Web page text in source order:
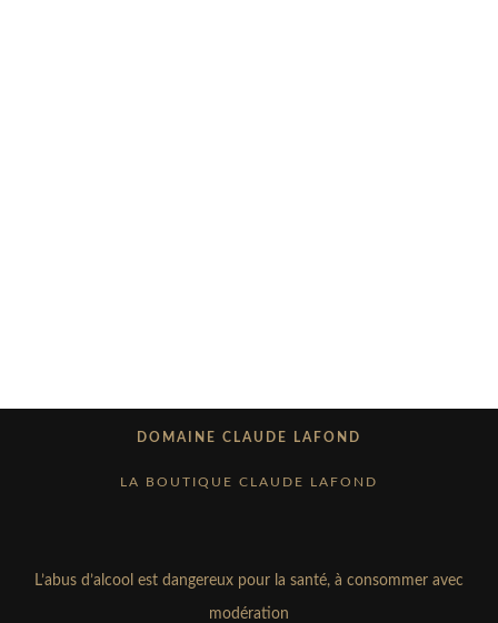
rouge
10,00€
rosé
10,00
DOMAINE CLAUDE LAFOND
LA BOUTIQUE CLAUDE LAFOND
L’abus d’alcool est dangereux pour la santé, à consommer avec
modération